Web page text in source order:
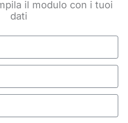
il modulo con i tuoi
dati